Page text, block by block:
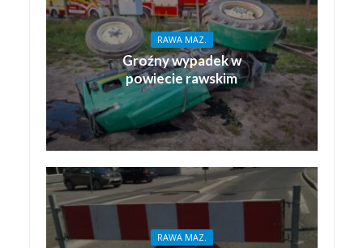
RAWA MAZ.
Groźny wypadek w
powiecie rawskim
RAWA MAZ.